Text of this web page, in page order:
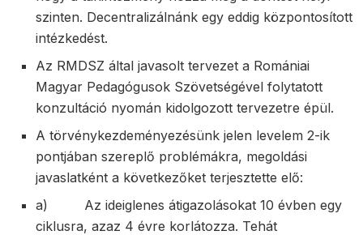
szinten. Decentralizálnánk egy eddig központosított
intézkedést.
Az RMDSZ által javasolt tervezet a Romániai
Magyar Pedagógusok Szövetségével folytatott
konzultáció nyomán kidolgozott tervezetre épül.
A törvénykezdeményezésünk jelen levelem 2-ik
pontjában szereplő problémákra, megoldási
javaslatként a következőket terjesztette elő:
a) Az ideiglenes átigazolásokat 10 évben egy
ciklusra, azaz 4 évre korlátozza. Tehát